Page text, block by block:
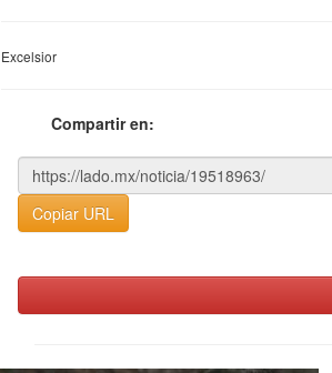
Excelsior
Compartir en:
Copiar URL